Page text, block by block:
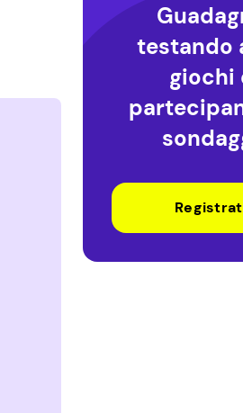
testando
giochi